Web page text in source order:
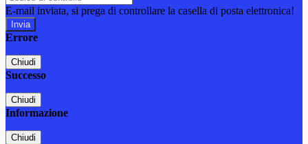
E-mail inviata, si prega di controllare la casella di posta elettronica!
Errore
Chiudi
Successo
Chiudi
Informazione
Chiudi